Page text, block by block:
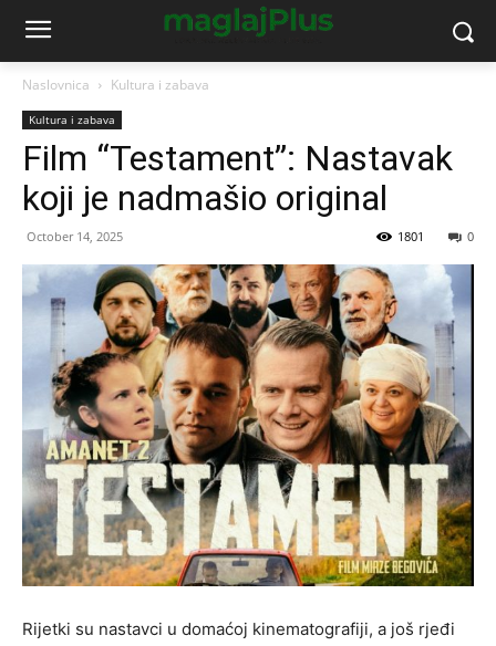
Naslovnica Kultura i zabava
Kultura i zabava
Film “Testament”: Nastavak
koji je nadmašio original
October 14, 2025 0
1801
Rijetki su nastavci u domaćoj kinematografiji, a još rjeđi